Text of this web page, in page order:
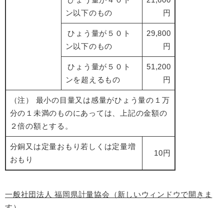
ン以下のもの
円
ひょう量が５０ト
ン以下のもの
29,800
円
ひょう量が５０ト
ンを超えるもの
51,200
円
（注） 最小の目量又は感量がひょう量の１万
分の１未満のものにあっては、上記の金額の
２倍の額とする。
分銅又は定量おもり若しくは定量増
おもり
10円
一般社団法人 福岡県計量協会（新しいウィンドウで開きま